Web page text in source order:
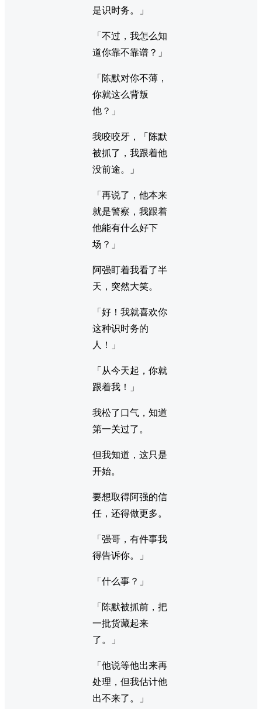
是识时务。」
「不过，我怎么知
道你靠不靠谱？」
「陈默对你不薄，
你就这么背叛
他？」
我咬咬牙，「陈默
被抓了，我跟着他
没前途。」
「再说了，他本来
就是警察，我跟着
他能有什么好下
场？」
阿强盯着我看了半
天，突然大笑。
「好！我就喜欢你
这种识时务的
人！」
「从今天起，你就
跟着我！」
我松了口气，知道
第一关过了。
但我知道，这只是
开始。
要想取得阿强的信
任，还得做更多。
「强哥，有件事我
得告诉你。」
「什么事？」
「陈默被抓前，把
一批货藏起来
了。」
「他说等他出来再
处理，但我估计他
出不来了。」